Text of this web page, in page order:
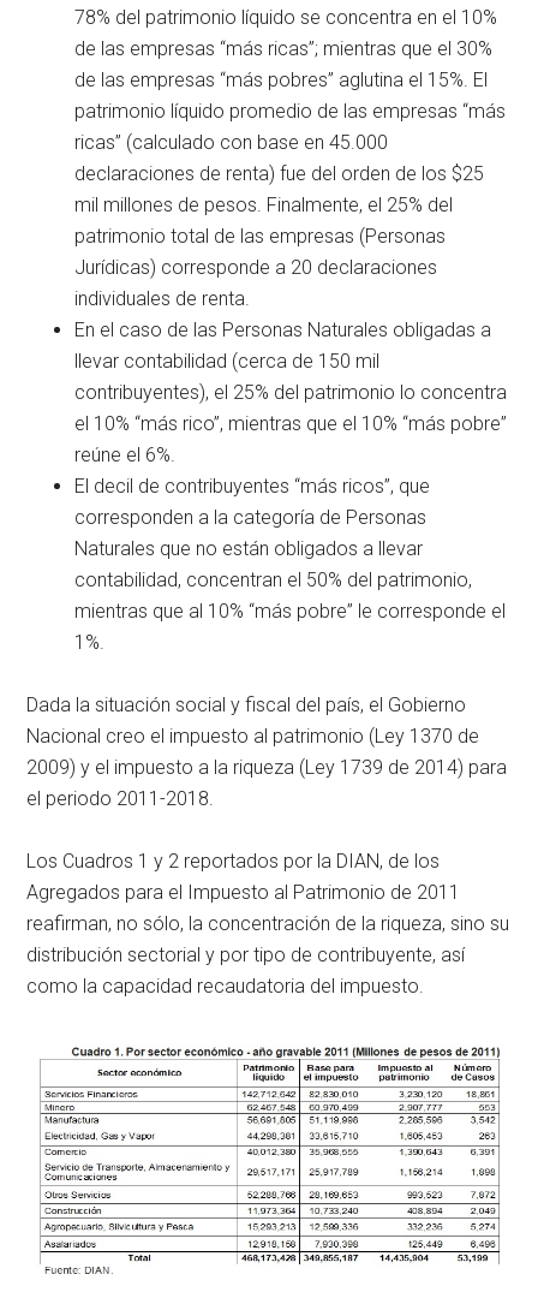
78% del patrimonio líquido se concentra en el 10%
de las empresas “más ricas”; mientras que el 30%
de las empresas “más pobres” aglutina el 15%. El
patrimonio líquido promedio de las empresas “más
ricas” (calculado con base en 45.000
declaraciones de renta) fue del orden de los $25
mil millones de pesos. Finalmente, el 25% del
patrimonio total de las empresas (Personas
Jurídicas) corresponde a 20 declaraciones
individuales de renta.
En el caso de las Personas Naturales obligadas a
llevar contabilidad (cerca de 150 mil
contribuyentes), el 25% del patrimonio lo concentra
el 10% “más rico”, mientras que el 10% “más pobre”
reúne el 6%.
El decil de contribuyentes “más ricos”, que
corresponden a la categoría de Personas
Naturales que no están obligados a llevar
contabilidad, concentran el 50% del patrimonio,
mientras que al 10% “más pobre” le corresponde el
1%.
Dada la situación social y fiscal del país, el Gobierno
Nacional creo el impuesto al patrimonio (Ley 1370 de
2009) y el impuesto a la riqueza (Ley 1739 de 2014) para
el periodo 2011-2018.
Los Cuadros 1 y 2 reportados por la DIAN, de los
Agregados para el Impuesto al Patrimonio de 2011
reafirman, no sólo, la concentración de la riqueza, sino su
distribución sectorial y por tipo de contribuyente, así
como la capacidad recaudatoria del impuesto.